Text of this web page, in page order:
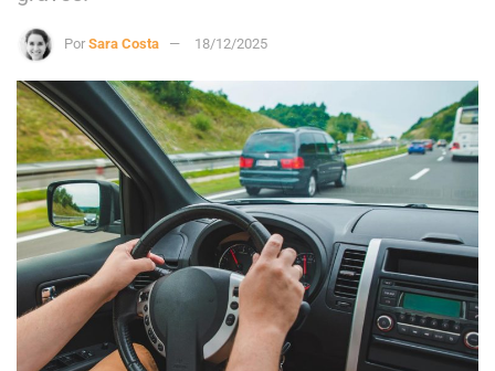
Por Sara Costa 18/12/2025